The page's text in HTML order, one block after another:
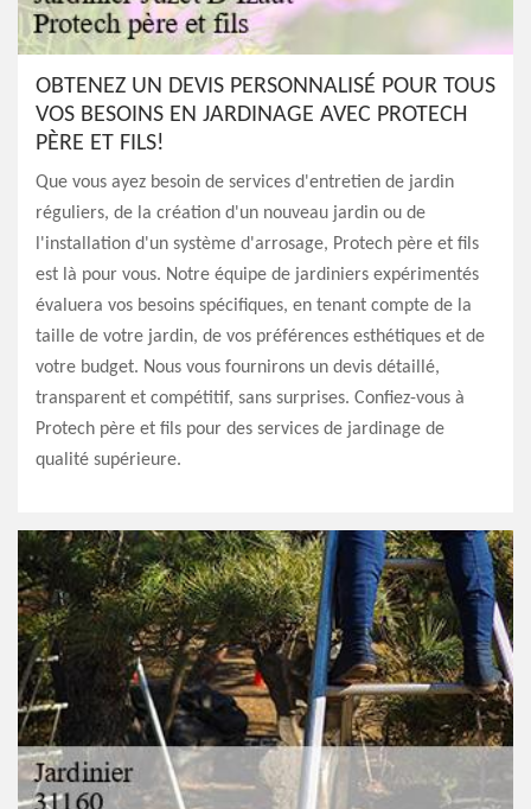
OBTENEZ UN DEVIS PERSONNALISÉ POUR TOUS
VOS BESOINS EN JARDINAGE AVEC PROTECH
PÈRE ET FILS!
Que vous ayez besoin de services d'entretien de jardin
réguliers, de la création d'un nouveau jardin ou de
l'installation d'un système d'arrosage, Protech père et fils
est là pour vous. Notre équipe de jardiniers expérimentés
évaluera vos besoins spécifiques, en tenant compte de la
taille de votre jardin, de vos préférences esthétiques et de
votre budget. Nous vous fournirons un devis détaillé,
transparent et compétitif, sans surprises. Confiez-vous à
Protech père et fils pour des services de jardinage de
qualité supérieure.